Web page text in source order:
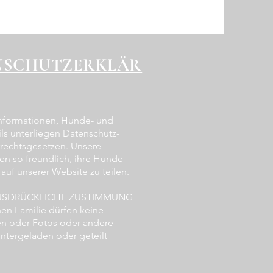
Hunde- und
unterliegen Datenschutz-
Unsere
so freundlich, ihre Hunde
unserer Website zu teilen.
ZUSTIMMUNG
Familie dürfen keine
oder Fotos oder andere
oder geteilt